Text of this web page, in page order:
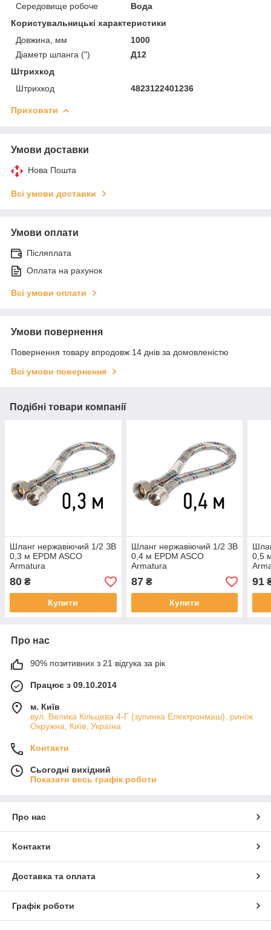
Середовище робоче
Вода
Користувальницькі характеристики
Довжина, мм
1000
Діаметр шланга (")
Д12
Штрихкод
Штрихкод
4823122401236
Приховати
Умови доставки
Нова Пошта
Всі умови доставки
Умови оплати
Післяплата
Оплата на рахунок
Всі умови оплати
Умови повернення
Повернення товару впродовж 14 днів за домовленістю
Всі умови повернення
Подібні товари компанії
Шланг нержавіючий 1/2 ЗВ
0,3 м EPDM ASCO
Armatura
80 ₴
Купити
Шланг нержавіючий 1/2 ЗВ
0,4 м EPDM ASCO
Armatura
87₴
Купити
0,5
91
Про нас
90% позитивних з 21 відгука за рік
Працює з 09.10.2014
м. Київ
вул. Велика Кільцева 4-Г (зупинка Електронмаш), ринок
Окружна, Київ, Україна
Контакти
Сьогодні вихідний
Показати весь графік роботи
Про нас
Контакти
Доставка та оплата
Графік роботи